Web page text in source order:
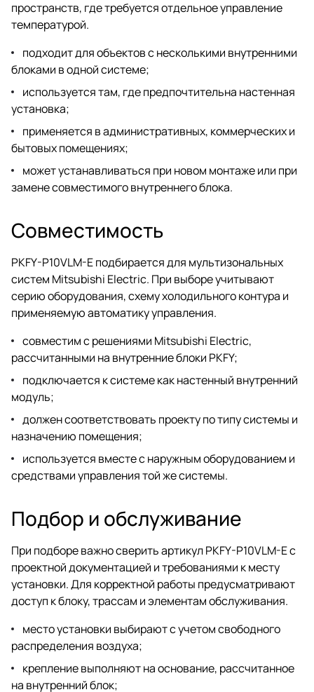
пространств, где требуется отдельное управление
температурой.
подходит для объектов с несколькими внутренними
блоками в одной системе;
используется там, где предпочтительна настенная
установка;
применяется в административных, коммерческих и
бытовых помещениях;
может устанавливаться при новом монтаже или при
замене совместимого внутреннего блока.
Совместимость
PKFY-P10VLM-E подбирается для мультизональных
систем Mitsubishi Electric. При выборе учитывают
серию оборудования, схему холодильного контура и
применяемую автоматику управления.
совместим с решениями Mitsubishi Electric,
рассчитанными на внутренние блоки PKFY;
подключается к системе как настенный внутренний
модуль;
должен соответствовать проекту по типу системы и
назначению помещения;
используется вместе с наружным оборудованием и
средствами управления той же системы.
Подбор и обслуживание
При подборе важно сверить артикул PKFY-P10VLM-E с
проектной документацией и требованиями к месту
установки. Для корректной работы предусматривают
доступ к блоку, трассам и элементам обслуживания.
место установки выбирают с учетом свободного
распределения воздуха;
крепление выполняют на основание, рассчитанное
на внутренний блок;